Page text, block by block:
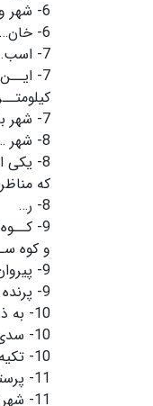
6- شهر
6- خان…
7-
7-
7- شهر
8- شهر
8- یکى
که
8- ر…
9-
و کوه
9-
9-
10- به
10-
10-
11-
11-